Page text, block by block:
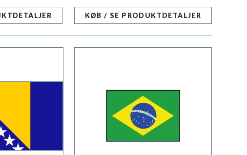
KØB / SE PRODUKTDETALJER